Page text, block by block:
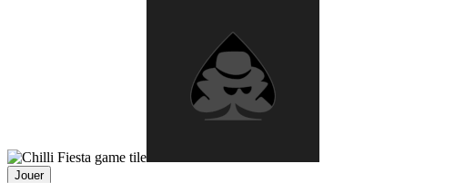
Jouer